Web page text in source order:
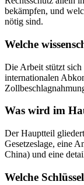
bekämpfen, und
nötig sind.
Welche
Die Arbeit stützt sich
internationalen
Was wird im
Der Hauptteil
Gesetzeslage, eine
China) und eine
Welche